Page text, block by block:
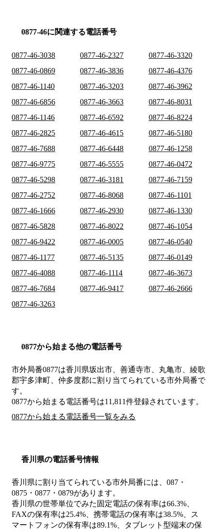
0877-46に関連する電話番号
0877-46-3038 0877-46-2327
0877-46-3320
0877-46-0869
0877-46-3836
0877-46-4376
0877-46-1140
0877-46-3203
0877-46-3962
0877-46-6856
0877-46-3663
0877-46-8031
0877-46-1146
0877-46-6592
0877-46-8224
0877-46-2825
0877-46-4615
0877-46-5180
0877-46-7688
0877-46-6448
0877-46-1258
0877-46-9775
0877-46-5555
0877-46-0472
0877-46-5298
0877-46-3181
0877-46-7159
0877-46-2752
0877-46-8068
0877-46-1101
0877-46-1666
0877-46-2930
0877-46-1330
0877-46-5828
0877-46-8022
0877-46-1054
0877-46-9422
0877-46-0005
0877-46-0540
0877-46-1177
0877-46-5135
0877-46-0149
0877-46-4088
0877-46-1114
0877-46-3673
0877-46-7684
0877-46-9417
0877-46-2666
0877-46-3263
0877から始まる他の電話番号
市外局番0877は香川県坂出市、善通寺市、丸亀市、綾歌
郡宇多津町、仲多度郡に割り当てられている市外局番で
す。
0877から始まる電話番号は11,811件登録されています。
0877から始まる電話番号一覧をみる
香川県の電話番号情報
香川県に割り当てられている市外局番には、087・
0875・0877・0879があります。
香川県の世帯単位でみた固定電話の保有率は66.3%、
FAXの保有率は25.4%、携帯電話の保有率は38.5%、ス
マートフォンの保有率は89.1%、タブレット型端末の保